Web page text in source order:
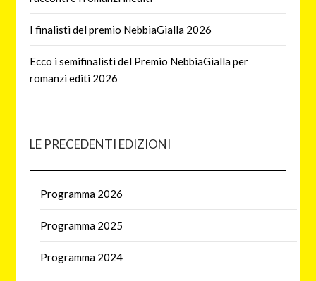
I finalisti del premio NebbiaGialla 2026
Ecco i semifinalisti del Premio NebbiaGialla per
romanzi editi 2026
LE PRECEDENTI EDIZIONI
Programma 2026
Programma 2025
Programma 2024